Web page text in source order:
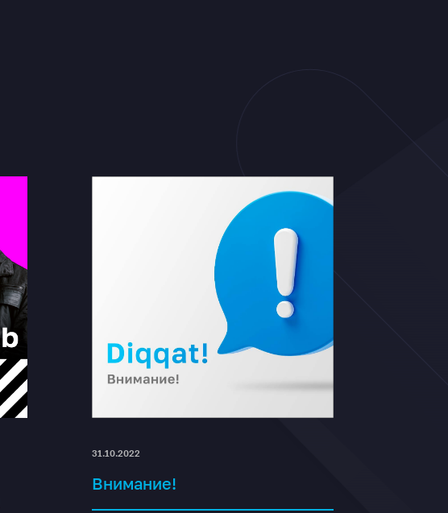
31.10.2022
Внимание!